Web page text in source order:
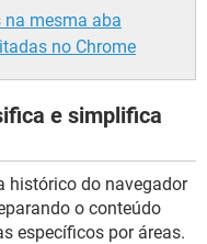
mesma aba
no Chrome
e simplifica
histórico do navegador
o conteúdo
específicos por áreas.